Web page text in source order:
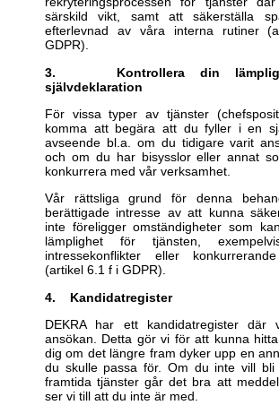
särskild vikt, samt att säkerställa
efterlevnad av våra interna rutiner
GDPR).
3. Kontrollera din
självdeklaration
För vissa typer av tjänster
komma att begära att du fyller i en
avseende bl.a. om du tidigare varit
och om du har bisysslor eller annat
konkurrera med vår verksamhet.
Vår rättsliga grund för denna
berättigade intresse av att kunna
inte föreligger omständigheter som
lämplighet för tjänsten,
intressekonflikter eller
(artikel 6.1 f i GDPR).
4. Kandidatregister
DEKRA har ett kandidatregister där
ansökan. Detta gör vi för att kunna
dig om det längre fram dyker upp en
du skulle passa för. Om du inte vill bli
framtida tjänster går det bra att
ser vi till att du inte är med.